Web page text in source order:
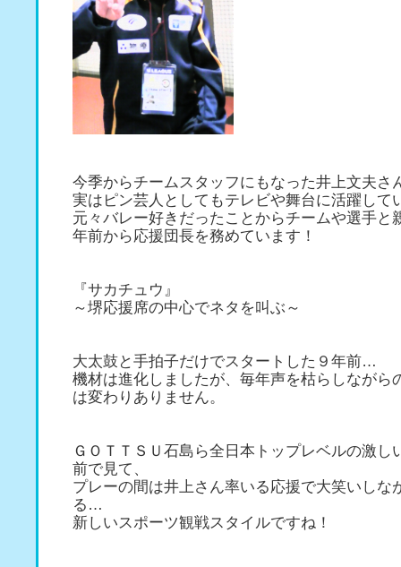
今季からチームスタッフにもなった井上文夫さ
実はピン芸人としてもテレビや舞台に活躍して
元々バレー好きだったことからチームや選手と
年前から応援団長を務めています！
『サカチュウ』
～堺応援席の中心でネタを叫ぶ～
大太鼓と手拍子だけでスタートした９年前…
機材は進化しましたが、毎年声を枯らしながら
は変わりありません。
ＧＯＴＴＳＵ石島ら全日本トップレベルの激し
前で見て、
プレーの間は井上さん率いる応援で大笑いしな
る…
新しいスポーツ観戦スタイルですね！